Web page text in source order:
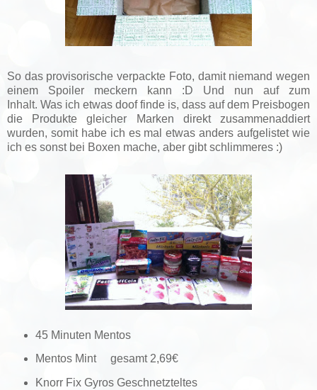
So das provisorische verpackte Foto, damit niemand wegen
einem Spoiler meckern kann :D Und nun auf zum
Inhalt. Was ich etwas doof finde is, dass auf dem Preisbogen
die Produkte gleicher Marken direkt zusammenaddiert
wurden, somit habe ich es mal etwas anders aufgelistet wie
ich es sonst bei Boxen mache, aber gibt schlimmeres :)
45 Minuten Mentos
Mentos Mint gesamt 2,69€
Knorr Fix Gyros Geschnetzteltes